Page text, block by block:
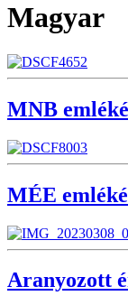
Magyar
MNB
MÉE
Aranyozott